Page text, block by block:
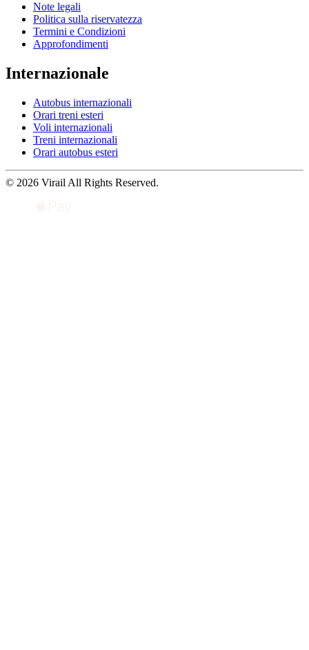
Note legali
Politica sulla riservatezza
Termini e Condizioni
Approfondimenti
Internazionale
Autobus internazionali
Orari treni esteri
Voli internazionali
Treni internazionali
Orari autobus esteri
© 2026 Virail All Rights Reserved.